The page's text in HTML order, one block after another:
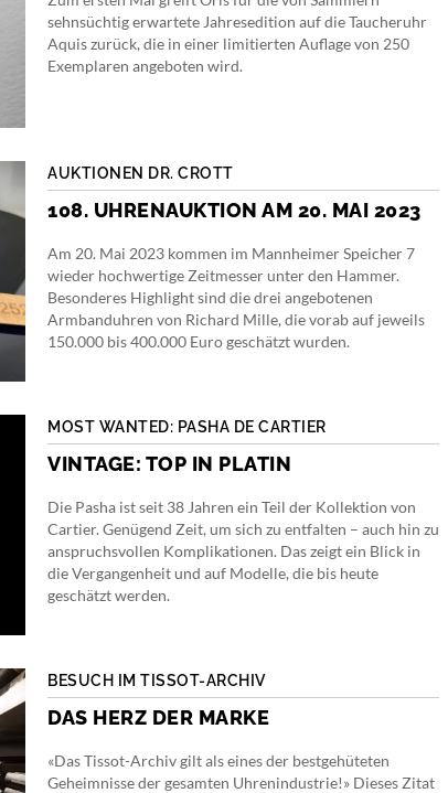
sehnsüchtig erwartete Jahresedition auf die Taucheruhr
Aquis zurück, die in einer limitierten Auflage von 250
Exemplaren angeboten wird.
AUKTIONEN DR. CROTT
108. UHRENAUKTION AM 20. MAI 2023
Am 20. Mai 2023 kommen im Mannheimer Speicher 7
wieder hochwertige Zeitmesser unter den Hammer.
Besonderes Highlight sind die drei angebotenen
Armbanduhren von Richard Mille, die vorab auf jeweils
150.000 bis 400.000 Euro geschätzt wurden.
MOST WANTED: PASHA DE CARTIER
VINTAGE: TOP IN PLATIN
Die Pasha ist seit 38 Jahren ein Teil der Kollektion von
Cartier. Genügend Zeit, um sich zu entfalten – auch hin zu
anspruchsvollen Komplikationen. Das zeigt ein Blick in
die Vergangenheit und auf Modelle, die bis heute
geschätzt werden.
BESUCH IM TISSOT-ARCHIV
DAS HERZ DER MARKE
«Das Tissot-Archiv gilt als eines der bestgehüteten
Geheimnisse der gesamten Uhrenindustrie!» Dieses Zitat